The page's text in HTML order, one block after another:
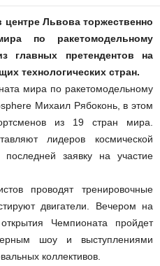
центре Львова торжественно
по ракетомодельному
главных претендентов на
технологических стран.
мира по ракетомодельному
Михаил Рябоконь, в этом
из 19 стран мира.
лидеров космической
заявку на участие
проводят тренировочные
двигатели. Вечером на
Чемпионата пройдет
шоу и выступлениями
коллективов.